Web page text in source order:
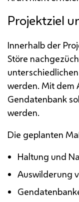
Projektziel
Innerhalb der
Störe
werden. Mit dem
Gendatenbank
werden.
Die geplanten
Haltung und
Auswilderung